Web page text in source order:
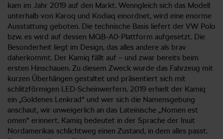
kam im Jahr 2019 auf den Markt. Wenngleich sich das Modell
unterhalb von Karoq und Kodiaq einordnet, wird eine enorme
Ausstattung geboten. Die technische Basis liefert der VW Polo
bzw. es wird auf dessen MQB-A0-Plattform aufgesetzt. Die
Besonderheit liegt im Design, das alles andere als brav
daherkommt. Der Kamiq fällt auf – und zwar bereits beim
ersten Hinschauen. Zu diesem Zweck wurde das Fahrzeug mit
kurzen Überhängen gestaltet und präsentiert sich mit
schlitzförmigen LED-Scheinwerfern. 2019 erhielt der Kamiq
ein „Goldenes Lenkrad“ und wer sich die Namensgebung
anschaut, wir unweigerlich an das Lateinische „Nomen est
omen“ erinnert. Kamiq bedeutet in der Sprache der Inuit
Nordamerikas schlichtweg einen Zustand, in dem alles passt.